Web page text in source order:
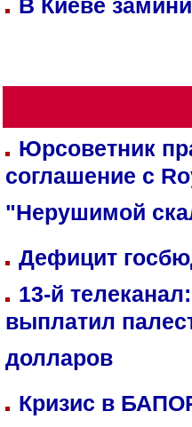
В Киеве
Юрсоветник
соглашение с
"Нерушимой
Дефицит
13-й
выплатил
долларов
Кризис в